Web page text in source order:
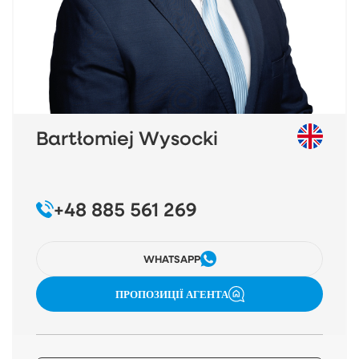
ZAPRASZAM NA PREZENTACJĘ!
Bartłomiej Wysocki
+48 885 561 269
WHATSAPP
ПРОПОЗИЦІЇ АГЕНТА